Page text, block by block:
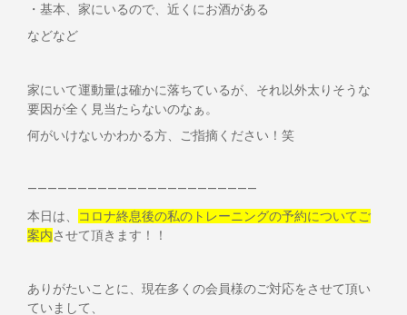
・基本、家にいるので、近くにお酒がある
などなど
家にいて運動量は確かに落ちているが、それ以外太りそうな
要因が全く見当たらないのなぁ。
何がいけないかわかる方、ご指摘ください！笑
———————————————————————
本日は、 コロナ終息後の私のトレーニングの予約についてご
案内させて頂きます！！
ありがたいことに、現在多くの会員様のご対応をさせて頂い
ていまして、